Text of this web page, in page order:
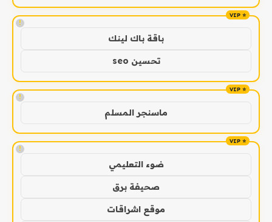
!
باقة باك لينك
تحسين seo
!
ماسنجر المسلم
!
ضوء التعليمي
صحيفة برق
موقع اشراقات